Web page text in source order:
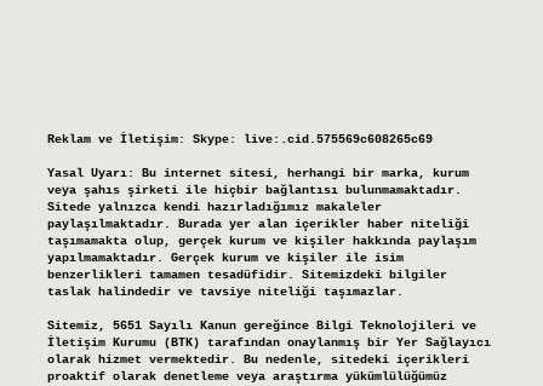
Reklam ve İletişim: Skype: live:.cid.575569c608265c69
Yasal Uyarı:
Bu internet sitesi, herhangi bir marka, kurum
veya şahıs şirketi ile hiçbir bağlantısı bulunmamaktadır.
Sitede yalnızca kendi hazırladığımız makaleler
paylaşılmaktadır. Burada yer alan içerikler haber niteliği
taşımamakta olup, gerçek kurum ve kişiler hakkında paylaşım
yapılmamaktadır. Gerçek kurum ve kişiler ile isim
benzerlikleri tamamen tesadüfidir. Sitemizdeki bilgiler
taslak halindedir ve tavsiye niteliği taşımazlar.
Sitemiz, 5651 Sayılı Kanun gereğince Bilgi Teknolojileri ve
İletişim Kurumu (BTK) tarafından onaylanmış bir Yer Sağlayıcı
olarak hizmet vermektedir. Bu nedenle, sitedeki içerikleri
proaktif olarak denetleme veya araştırma yükümlülüğümüz